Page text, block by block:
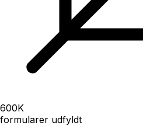
600K
formularer udfyldt